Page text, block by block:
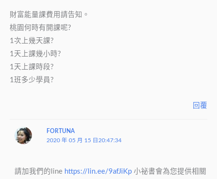
財富能量課費用請告知。
桃園何時有開課呢?
1次上幾天課?
1天上課幾小時?
1天上課時段?
1班多少學員?
回覆
FORTUNA
2020 年 05 月 15 日20:47:34
請加我們的line https://lin.ee/9afJiKp小祕書會為您提供相關